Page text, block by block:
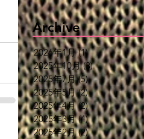
Archive
2026年1月 (1)1 篇文章
2025年10月 (3)3 篇文章
2025年7月 (5)5 篇文章
2025年5月 (2)2 篇文章
2025年4月 (2)2 篇文章
2025年3月 (4)4 篇文章
2025年2月 (2)2 篇文章